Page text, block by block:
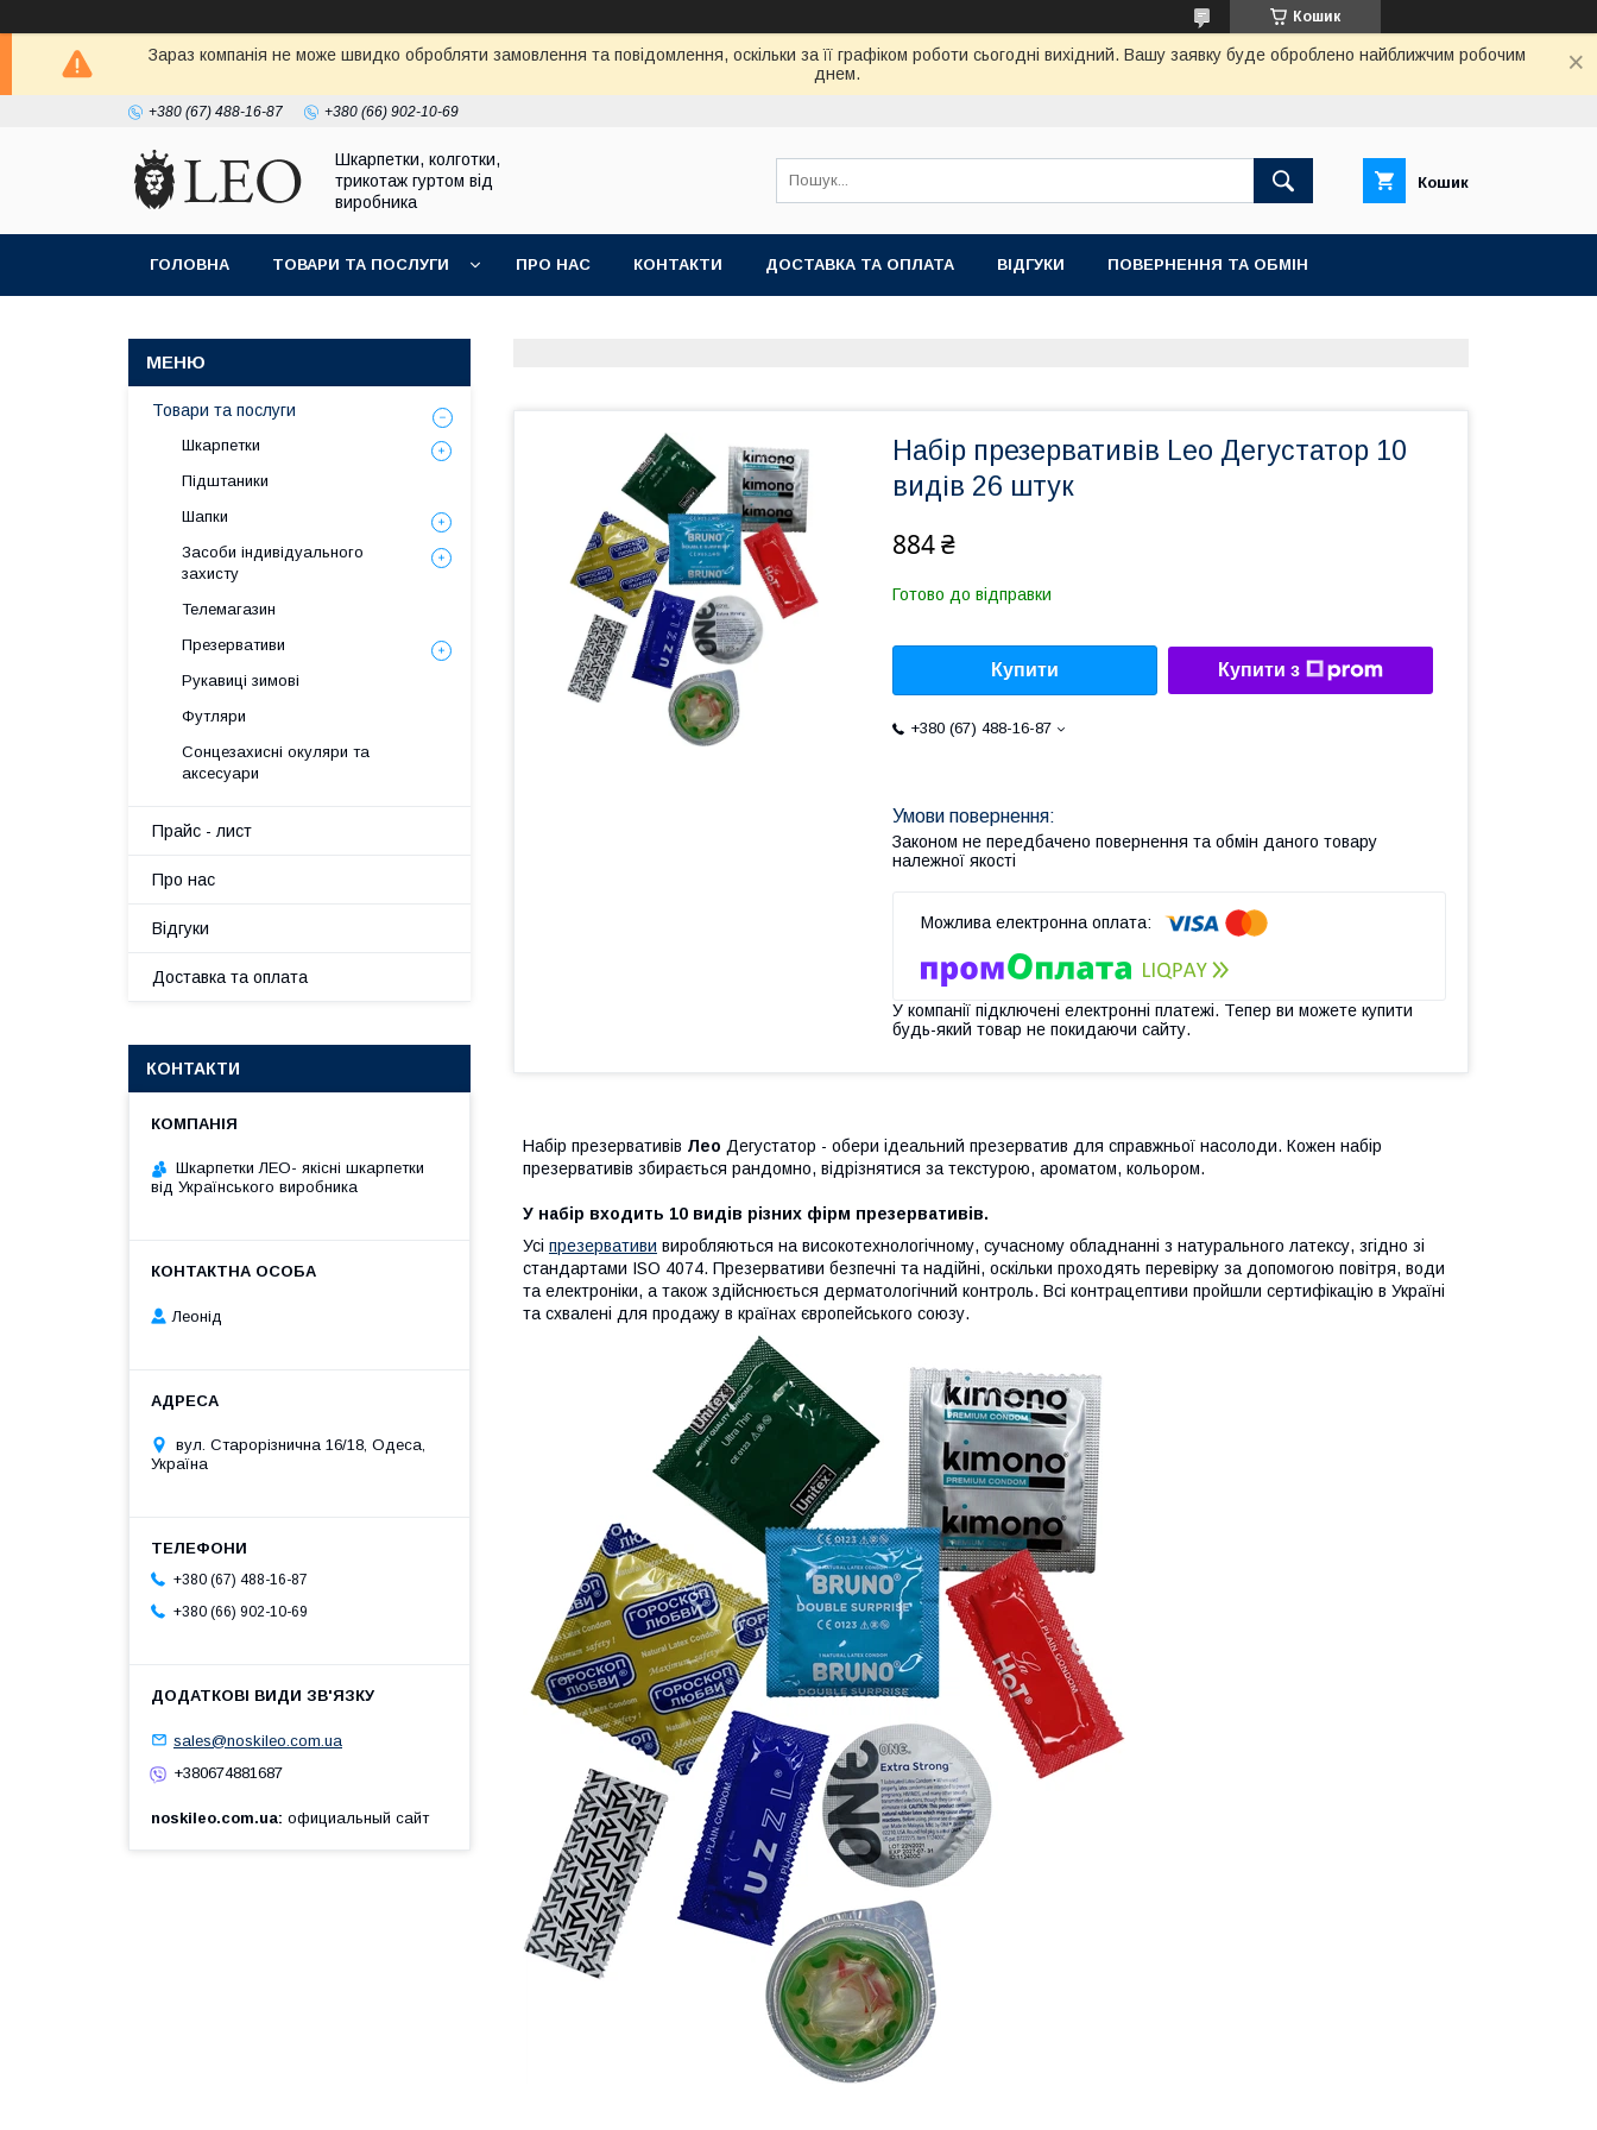
Кошик
Зараз компанія не може швидко обробляти замовлення та повідомлення, оскільки за її графіком роботи сьогодні вихідний. Вашу заявку буде оброблено найближчим робочим
днем.
+380 (67) 488-16-87 +380 (66) 902-10-69
Шкарпетки, колготки,
трикотаж гуртом від
виробника
Кошик
ГОЛОВНА ТОВАРИ ТА ПОСЛУГИ ПРО НАС КОНТАКТИ ДОСТАВКА ТА ОПЛАТА ВIДГУКИ ПОВЕРНЕННЯ ТА ОБМIН
Набір презервативів Leo Дегустатор 10
видів 26 штук
884 ₴
Готово до відправки
Купити Купити з
+380 (67) 488-16-87
Законом не передбачено повернення та обмін даного товару
належної якості
У компанії підключені електронні платежі. Тепер ви можете купити
будь-який товар не покидаючи сайту.
Набір презервативів Лео Дегустатор - обери ідеальний презерватив для справжньої насолоди. Кожен набір
презервативів збирається рандомно, відрізнятися за текстурою, ароматом, кольором.
У набір входить 10 видів різних фірм презервативів.
Усі презервативи виробляються на високотехнологічному, сучасному обладнанні з натурального латексу, згідно зі
стандартами ISO 4074. Презервативи безпечні та надійні, оскільки проходять перевірку за допомогою повітря, води
та електроніки, а також здійснюється дерматологічний контроль. Всі контрацептиви пройшли сертифікацію в Україні
та схвалені для продажу в країнах європейського союзу.
Товари та послуги
Шкарпетки
Підштаники
Шапки
Засоби індивідуального
захисту
Телемагазин
Презервативи
Рукавиці зимові
Футляри
Сонцезахисні окуляри та
аксесуари
Прайс - лист
Про нас
Вiдгуки
Доставка та оплата
КОНТАКТИ
Шкарпетки ЛЕО- якісні шкарпетки
від Українського виробника
Леонід
вул. Старорізнична 16/18, Одеса,
Україна
+380 (67) 488-16-87
+380 (66) 902-10-69
sales@noskileo.com.ua
+380674881687
noskileo.com.ua официальный сайт